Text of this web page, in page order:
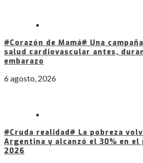
#Corazón de Mamá# Una
salud cardiovascular antes,
embarazo
6 agosto, 2026
#Cruda realidad# La pobreza
Argentina y alcanzó el 30% en
2026